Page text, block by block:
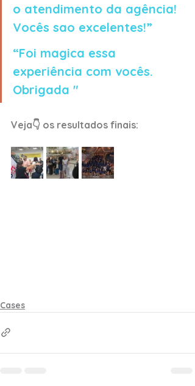
o atendimento da agência!
Vocês sao excelentes!”
“Foi magica essa
experiência com vocês.
Obrigada "
Veja👇 os resultados finais:
Cases